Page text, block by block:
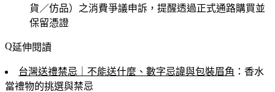
貨／仿品）之消費爭議申訴，提醒透過正式通路購買並
保留憑證
延伸閱讀
台灣送禮禁忌｜不能送什麼、數字忌諱與包裝眉角 ：香水
當禮物的挑選與禁忌